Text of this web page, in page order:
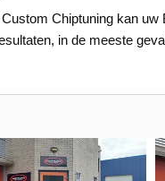
Chiptuning kan
in de meeste